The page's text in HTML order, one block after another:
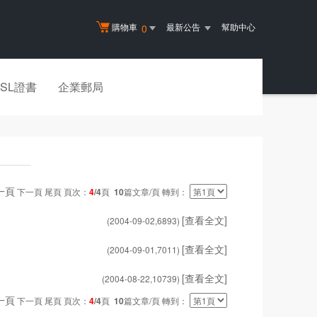
購物車 0 最新公告 幫助中心
證書 企業郵局
頁下一頁 尾頁 頁次： 4/4頁 10篇文章/頁 轉到：
(2004-09-02,6893) [查看全文]
(2004-09-01,7011) [查看全文]
(2004-08-22,10739) [查看全文]
頁下一頁 尾頁 頁次： 4/4頁 10篇文章/頁 轉到：